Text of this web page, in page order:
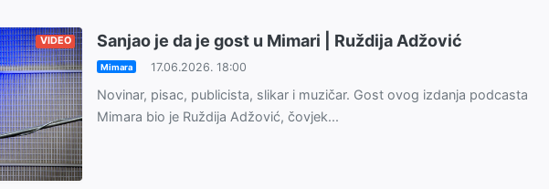
VIDEO Sanjao je da je gost u Mimari | Ruždija Adžović
Mimara 17.06.2026. 18:00
Novinar, pisac, publicista, slikar i muzičar. Gost ovog izdanja podcasta
Mimara bio je Ruždija Adžović, čovjek...